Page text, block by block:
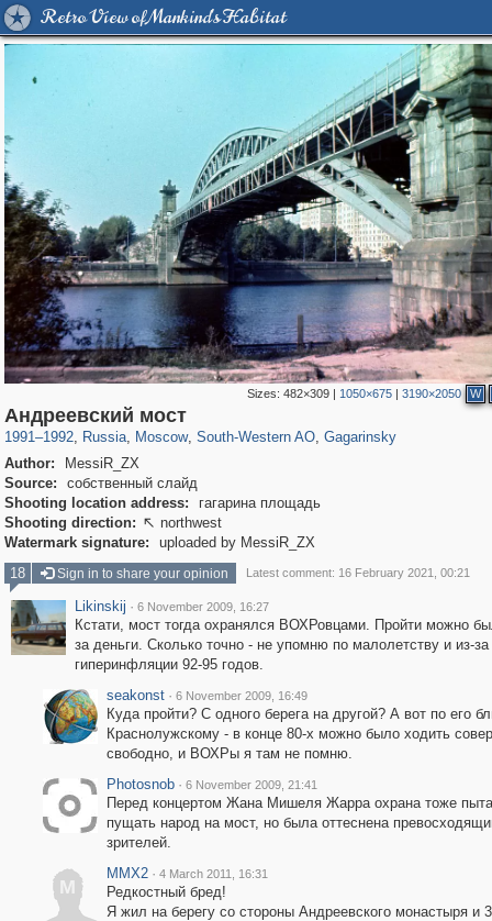
Retro View of Mankind's Habitat
Sizes:482×309 | 1050×675 |3190×2050 W
Андреевский мост
1991–1992, Russia
1,406,255
, Moscow
319,780 8,286
, South-Western AO
12,410
, Gagarinsky
Author:
MessiR_ZX
Source:
собственный слайд
Shooting location address:
гагарина площадь
Shooting direction:  northwest
Watermark signature:
uploaded by MessiR_ZX
18
Sign in to share your opinion Latest comment: 16 February 2021, 00:21
Likinskij · 6 November 2009, 16:27
Кстати, мост тогда охранялся ВОХРовцами. Пройти можно
за деньги. Сколько точно - не упомню по малолетству и из-за
гиперинфляции 92-95 годов.
seakonst · 6 November 2009, 16:49
Куда пройти? С одного берега на другой? А вот по его
Краснолужскому - в конце 80-х можно было ходить
свободно, и ВОХРы я там не помню.
Photosnob · 6 November 2009, 21:41
Перед концертом Жана Мишеля Жарра охрана тоже
пущать народ на мост, но была оттеснена
зрителей.
M
MMX2 · 4 March 2011, 16:31
Редкостный бред!
Я жил на берегу со стороны Андреевского монастыря и